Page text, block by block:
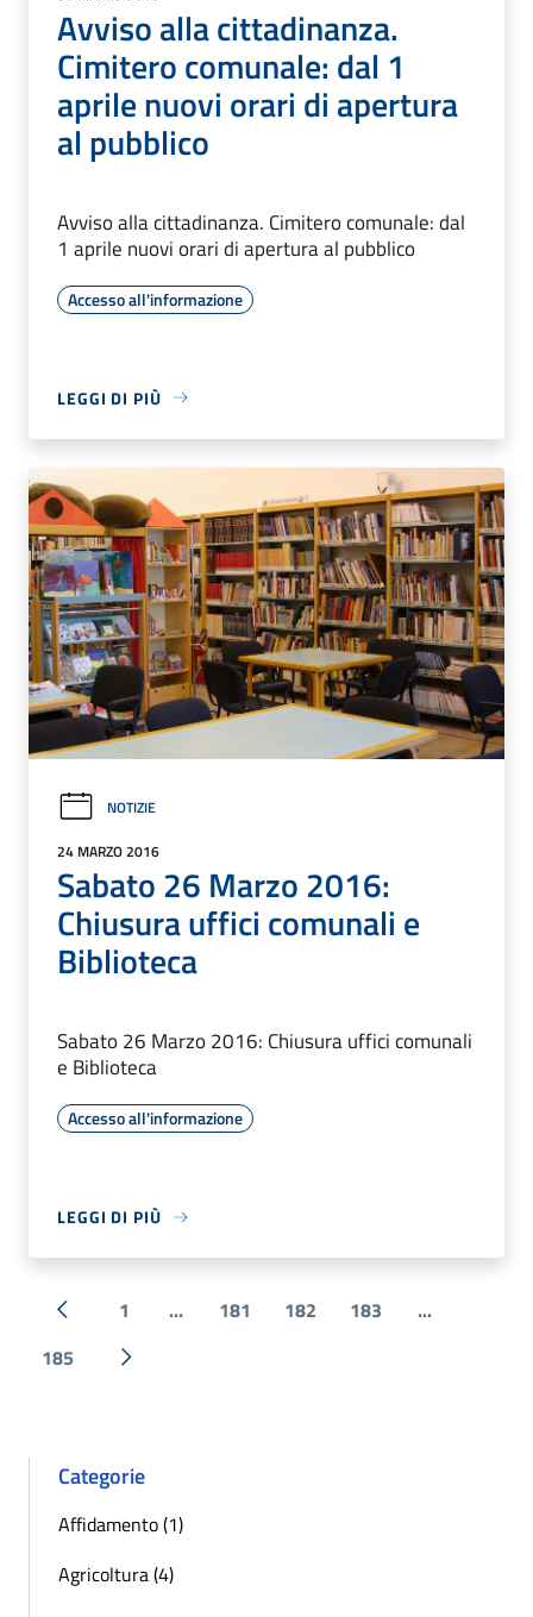
Avviso alla cittadinanza.
Cimitero comunale: dal 1
aprile nuovi orari di apertura
al pubblico
Avviso alla cittadinanza. Cimitero comunale: dal
1 aprile nuovi orari di apertura al pubblico
Accesso all'informazione
LEGGI DI PIÙ
NOTIZIE
24 MARZO 2016
Sabato 26 Marzo 2016:
Chiusura uffici comunali e
Biblioteca
Sabato 26 Marzo 2016: Chiusura uffici comunali
e Biblioteca
Accesso all'informazione
LEGGI DI PIÙ
« Precedente
1 ... 181 182 183
...
185
Successiva »
Categorie
Affidamento (1)
Agricoltura (4)